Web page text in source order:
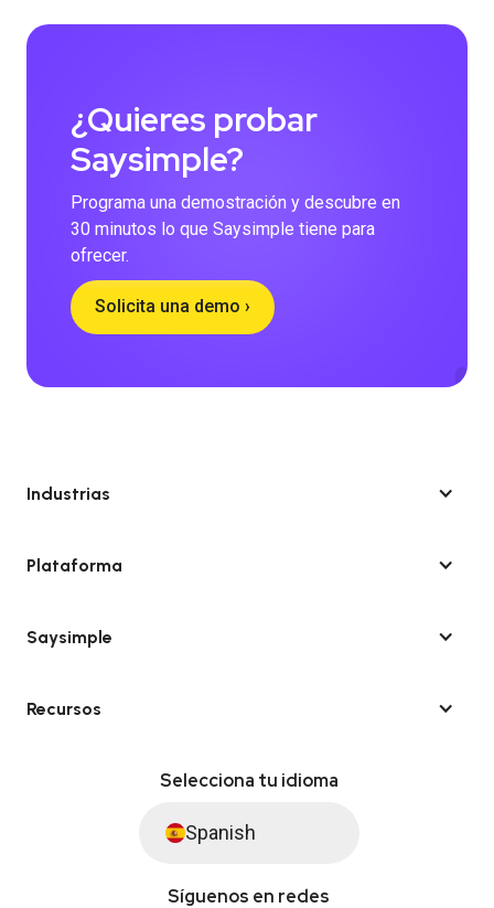
¿Quieres probar
Saysimple?
Programa una demostración y descubre en
30 minutos lo que Saysimple tiene para
ofrecer.
Solicita una demo ›
Industrias
Plataforma
Saysimple
Recursos
Selecciona tu idioma
Spanish
Síguenos en redes